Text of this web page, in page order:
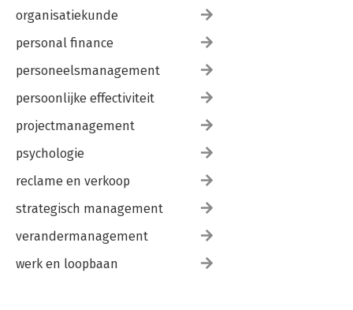
organisatiekunde
personal finance
personeelsmanagement
persoonlijke effectiviteit
projectmanagement
psychologie
reclame en verkoop
strategisch management
verandermanagement
werk en loopbaan